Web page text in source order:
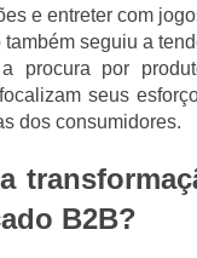
e entreter com
também seguiu a
a procura por
seus
dos consumidores.
B2B?